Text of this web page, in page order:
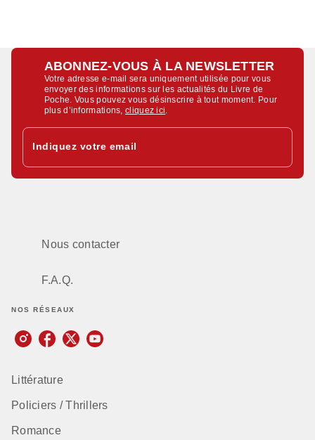
ABONNEZ-VOUS À LA NEWSLETTER
Votre adresse e-mail sera uniquement utilisée pour vous
envoyer des informations sur les actualités du Livre de
Poche. Vous pouvez vous désinscrire à tout moment. Pour
plus d’informations,cliquez ici.
Indiquez votre email
Nous contacter
F.A.Q.
NOS RÉSEAUX
Littérature
Policiers / Thrillers
Romance